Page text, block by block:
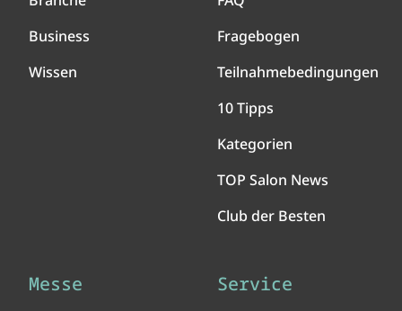
Business
Wissen
Fragebogen
Teilnahmebedingungen
10 Tipps
Kategorien
TOP Salon News
Club der Besten
Messe Service